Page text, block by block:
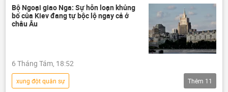
Ukraina
Quân đội Ukraina
Trung Quốc
Chính trị
Zaporozhye
Bộ Ngoại giao Nga: Sự hỗn loạn khủng
bố của Kiev đang tự bộc lộ ngay cả ở
châu Âu
6 Tháng Tám, 18:52
xung đột quân sự
Thêm 11